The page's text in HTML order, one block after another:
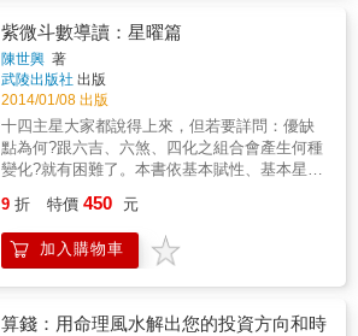
紫微斗數導讀：星曜篇
陳世興 著
武陵出版社 出版
2014/01/08 出版
十四主星大家都說得上來，但若要詳問：優缺
點為何?跟六吉、六煞、四化之組合會產生何種
變化?就有困難了。本書依基本賦性、基本星曜
命...等單元，完整論述每顆主星，最後附上相
關賦文，並加以註解說明。只要用心仔細閱
讀，對十四主星一定有更完整之認識，研習斗
9 折 特價 450 元
加入購物車
算錢：用命理風水解出您的投資方向和時